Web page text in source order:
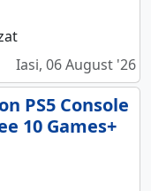
Iasi, 06 August '26
PS5 Console
10 Games+